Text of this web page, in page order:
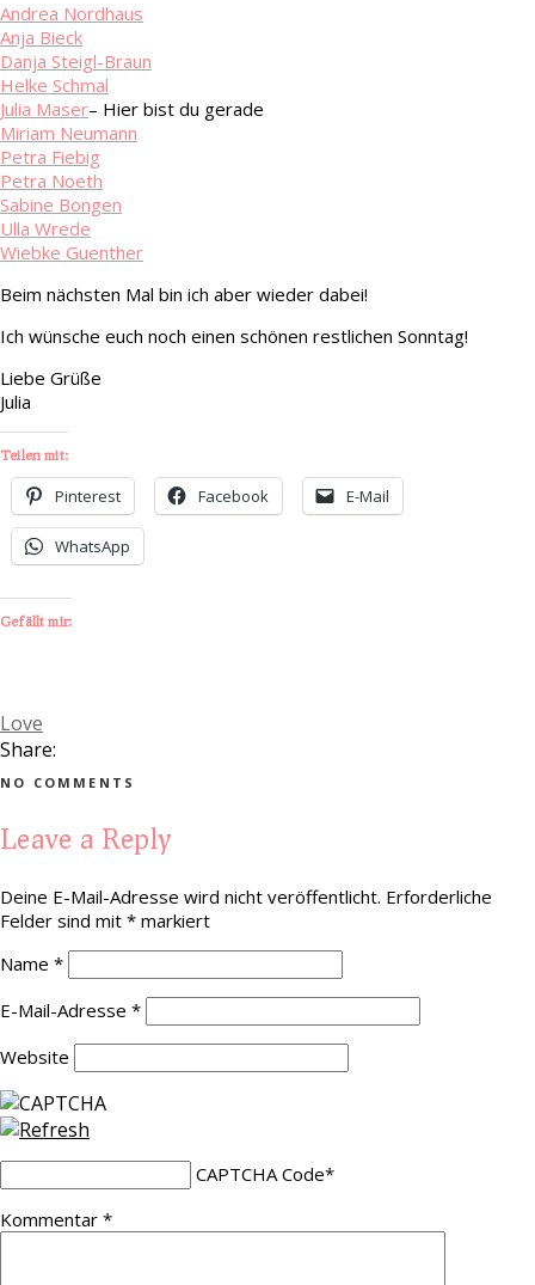
Andrea Nordhaus
Anja Bieck
Danja Steigl-Braun
Helke Schmal
Julia Maser– Hier bist du gerade
Miriam Neumann
Petra Fiebig
Petra Noeth
Sabine Bongen
Ulla Wrede
Wiebke Guenther
Beim nächsten Mal bin ich aber wieder dabei!
Ich wünsche euch noch einen schönen restlichen Sonntag!
Liebe Grüße
Julia
Teilen mit:
Pinterest Facebook E-Mail
WhatsApp
Gefällt mir:
Love
Share:
NO COMMENTS
Leave a Reply
Deine E-Mail-Adresse wird nicht veröffentlicht. Erforderliche
Felder sind mit * markiert
Name *
E-Mail-Adresse *
Website
CAPTCHA Code*
Kommentar *